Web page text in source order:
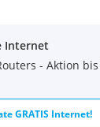
Internet
- Aktion
GRATIS Internet!